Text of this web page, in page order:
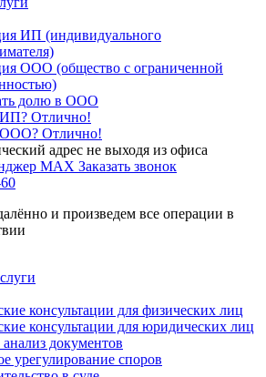
ИП (индивидуального
ООО (общество с ограниченной
долю в ООО
Отлично!
Отлично!
адрес не выходя из офиса
MAX Заказать звонок
и произведем все операции в
консультации для физических лиц
консультации для юридических лиц
документов
урегулирование споров